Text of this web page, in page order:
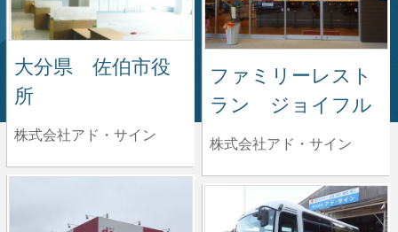
大分県 佐伯市役
所
株式会社アド・サイン
ファミリーレスト
ラン ジョイフル
株式会社アド・サイン